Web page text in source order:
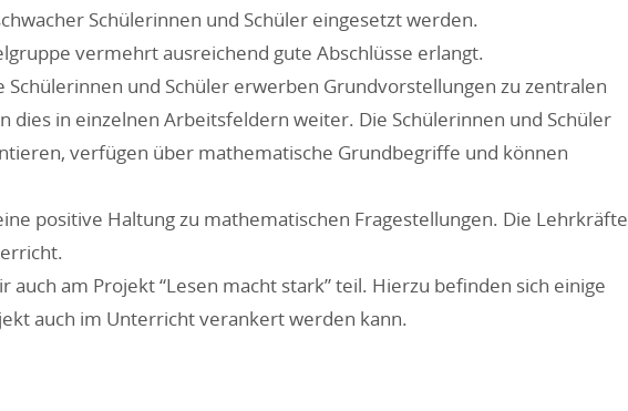
Schülerinnen und Schüler eingesetzt werden.
vermehrt ausreichend gute Abschlüsse erlangt.
und Schüler erwerben Grundvorstellungen zu zen­tralen
dies in einzelnen Arbeitsfeldern weiter. Die Schülerinnen und Schüler
verfügen über mathematische Grundbegriffe und können
positive Haltung zu mathematischen Fra­gestellungen. Die Lehrkräfte
am Projekt “Lesen macht stark” teil. Hierzu befinden sich einige
auch im Unterricht verankert werden kann.